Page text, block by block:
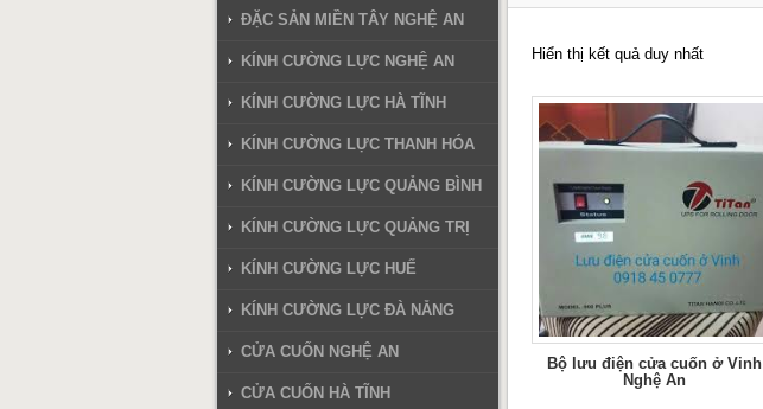
Hiển thị kết quả duy nhất
Bộ lưu điện cửa cuốn ở Vinh
Nghệ An
ĐẶC SẢN MIỀN TÂY NGHỆ AN
KÍNH CƯỜNG LỰC NGHỆ AN
KÍNH CƯỜNG LỰC HÀ TĨNH
KÍNH CƯỜNG LỰC THANH HÓA
KÍNH CƯỜNG LỰC QUẢNG BÌNH
KÍNH CƯỜNG LỰC QUẢNG TRỊ
KÍNH CƯỜNG LỰC HUẾ
KÍNH CƯỜNG LỰC ĐÀ NẴNG
CỬA CUỐN NGHỆ AN
CỬA CUỐN HÀ TĨNH